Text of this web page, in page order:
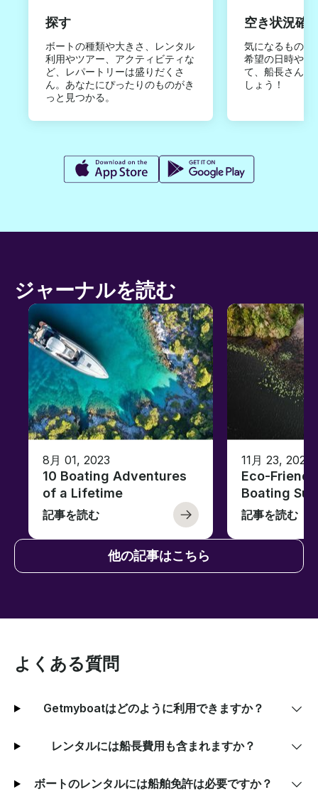
探す
ボートの種類や大きさ、レンタル
利用やツアー、アクティビティな
ど、レパートリーは盛りだくさ
ん。あなたにぴったりのものがき
っと見つかる。
空き状況確
気になるものは
希望の日時やご
て、船長さんか
しょう！
ジャーナルを読む
8月 01, 2023
10 Boating Adventures
of a Lifetime
記事を読む
11月 23, 2022
Eco-
Boating
記事を読む
他の記事はこちら
よくある質問
Getmyboatはどのように利用できますか？
レンタルには船長費用も含まれますか？
ボートのレンタルには船舶免許は必要ですか？